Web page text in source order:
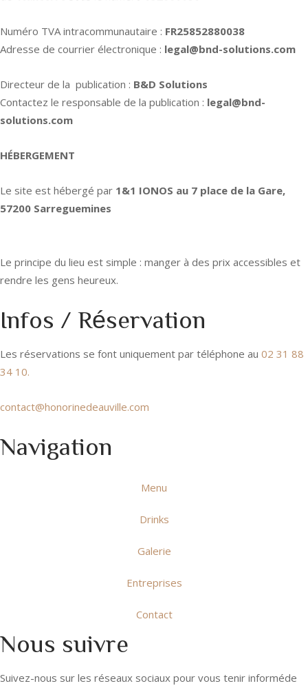
Numéro TVA intracommunautaire : FR25852880038
Adresse de courrier électronique : legal@bnd-solutions.com
Directeur de la publication : B&D Solutions
Contactez le responsable de la publication : legal@bnd-
solutions.com
HÉBERGEMENT
Le site est hébergé par 1&1 IONOS au 7 place de la Gare,
57200 Sarreguemines
Le principe du lieu est simple : manger à des prix accessibles et
rendre les gens heureux.
Infos / Réservation
Les réservations se font uniquement par téléphone au 02 31 88
34 10.
contact@honorinedeauville.com
Navigation
Menu
Drinks
Galerie
Entreprises
Contact
Nous suivre
Suivez-nous sur les réseaux sociaux pour vous tenir informéde